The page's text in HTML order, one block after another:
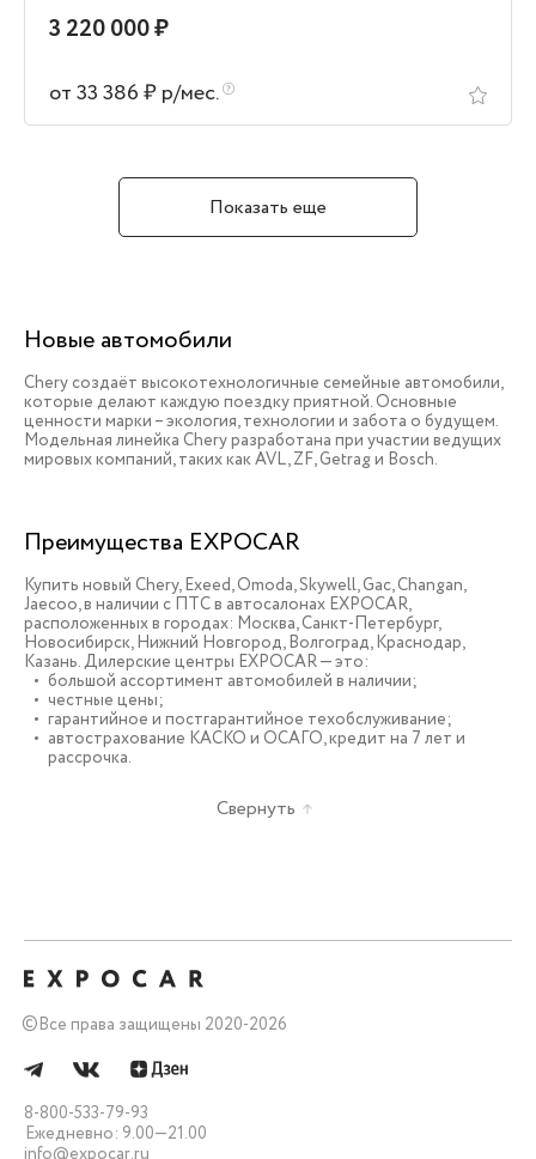
3 220 000 ₽
от 33 386 ₽ р/мес.
Показать еще
Новые автомобили
Chery создаёт высокотехнологичные семейные автомобили,
которые делают каждую поездку приятной. Основные
ценности марки – экология, технологии и забота о будущем.
Модельная линейка Chery разработана при участии ведущих
мировых компаний, таких как AVL, ZF, Getrag и Bosch.
Преимущества EXPOCAR
Купить новый Chery, Exeed, Omoda, Skywell, Gac, Changan,
Jaecoo, в наличии c ПТС в автосалонах EXPOCAR,
расположенных в городах: Москва, Санкт-Петербург,
Новосибирск, Нижний Новгород, Волгоград, Краснодар,
Казань. Дилерские центры EXPOCAR — это:
большой ассортимент автомобилей в наличии;
честные цены;
гарантийное и постгарантийное техобслуживание;
автострахование КАСКО и ОСАГО, кредит на 7 лет и
рассрочка.
Свернуть
©Все права защищены 2020-2026
8-800-533-79-93
Ежедневно: 9.00—21.00